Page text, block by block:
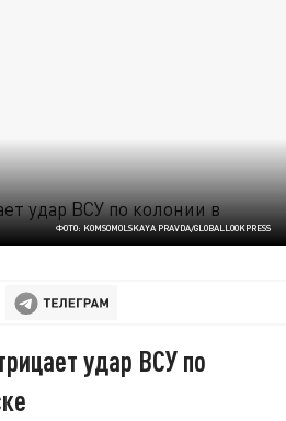
ФОТО: KOMSOMOLSKAYA PRAVDA/GLOBALLOOKPRESS
удар ВСУ по